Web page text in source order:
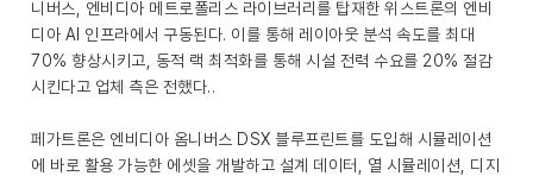
니버스, 엔비디아 메트로폴리스 라이브러리를 탑재한 위스트론의 엔비
디아 AI 인프라에서 구동된다. 이를 통해 레이아웃 분석 속도를 최대
70% 향상시키고, 동적 랙 최적화를 통해 시설 전력 수요를 20% 절감
시킨다고 업체 측은 전했다..
페가트론은 엔비디아 옴니버스 DSX 블루프린트를 도입해 시뮬레이션
에 바로 활용 가능한 에셋을 개발하고 설계 데이터, 열 시뮬레이션, 디지